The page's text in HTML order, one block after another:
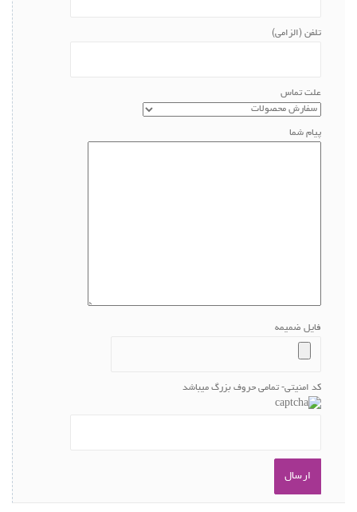
تلفن (الزامی)
علت تماس
پیام شما
فایل ضمیمه
کد امنیتی- تمامی حروف بزرگ میباشد